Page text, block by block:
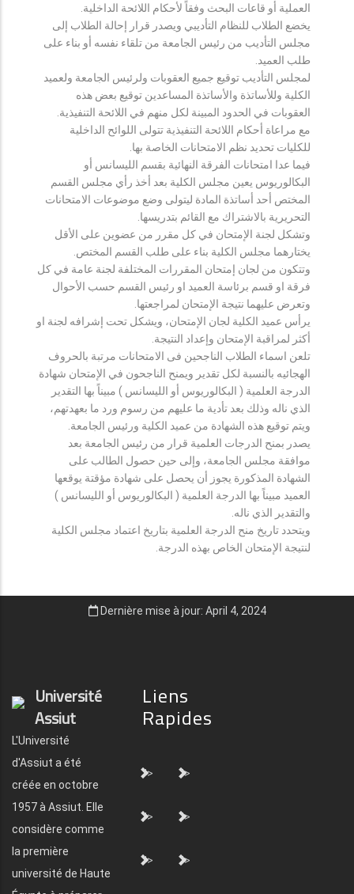
العملية أو قاعات البحث وفقاً لأحكام اللائحة الداخلية.
يخضع الطلاب للنظام التأديبي ويصدر قرار إحالة الطلاب إلى
مجلس التأديب من رئيس الجامعة من تلقاء نفسه أو بناء على
طلب العميد.
لمجلس التأديب توقيع جميع العقوبات ولرئيس الجامعة ولعميد
الكلية وللأساتذة والأساتذة المساعدين توقيع بعض هذه
العقوبات في الحدود المبينة لكل منهم في اللائحة التنفيذية.
مع مراعاة أحكام اللائحة التنفيذية تتولى اللوائح الداخلية
للكليات تحديد نظم الامتحانات الخاصة بها.
فيما عدا امتحانات الفرقة النهائية بقسم الليسانس أو
البكالوريوس يعين مجلس الكلية بعد أخذ رأي مجلس القسم
المختص أحد أساتذة المادة ليتولى وضع موضوعات الامتحانات
التحريرية بالاشتراك مع القائم بتدريسها.
وتشكل لجنة الإمتحان في كل مقرر من عضوين على الأقل
يختارهما مجلس الكلية بناء على طلب القسم المختص.
وتتكون من لجان إمتحان المقررات المختلفة لجنة عامة في كل
فرقة او قسم برئاسة العميد او رئيس القسم حسب الأحوال
وتعرض عليهما نتيجة الإمتحان لمراجعتها.
يرأس عميد الكلية لجان الإمتحان، ويشكل تحت إشرافه لجنة او
أكثر لمراقبة الإمتحان وإعداد النتيجة.
تلعن اسماء الطلاب الناجحين فى الامتحانات مرتبة بالحروف
الهجائيه بالنسبة لكل تقدير ويمنح الناجحون في الإمتحان شهادة
الدرجة العلمية ( البكالوريوس أو الليسانس ) مبيناً بها التقدير
الذي ناله وذلك بعد تأدية ما عليهم من رسوم ورد ما بعهدتهم،
ويتم توقيع هذه الشهادة من عميد الكلية ورئيس الجامعة.
يصدر بمنح الدرجات العلمية قرار من رئيس الجامعة بعد
موافقة مجلس الجامعة، وإلى حين حصول الطالب على
الشهادة المذكورة يجوز أن يحصل على شهادة مؤقتة يوقعها
العميد مبيناً بها الدرجة العلمية ( البكالوريوس أو الليسانس )
والتقدير الذي ناله.
ويتحدد تاريخ منح الدرجة العلمية بتاريخ اعتماد مجلس الكلية
لنتيجة الإمتحان الخاص بهذه الدرجة.
Dernière mise à jour: April 4, 2024
Université
Assiut
L'Université
d'Assiut a été
créée en octobre
1957 à Assiut. Elle
considère comme
la première
université de Haute
Liens
Rapides
"> ">
"> ">
"> ">